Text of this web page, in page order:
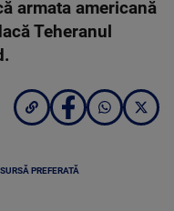
armata americană
Teheranul
PREFERATĂ